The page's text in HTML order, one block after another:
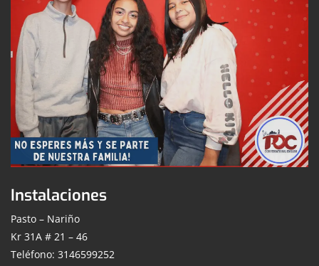
Instalaciones
Pasto – Nariño
Kr 31A # 21 – 46
Teléfono: 3146599252